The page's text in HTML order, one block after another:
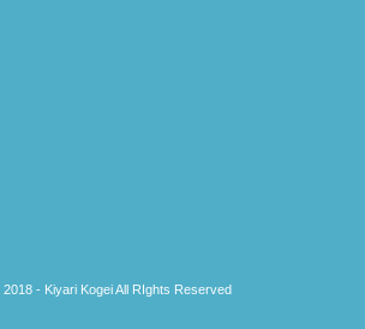
- Kiyari Kogei All RIghts Reserved